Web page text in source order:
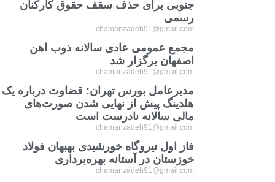
جنوبی برای حذف سقف حقوق کارکنان
رسمی
chamanzadeh91@gmail.com
مجمع عمومی عادی سالانه ذوب آهن
اصفهان برگزار شد
chamanzadeh91@gmail.com
مدیرعامل بورس تهران: قضاوت درباره یک
هلدینگ پیش از نهایی شدن صورت‌های
مالی سالانه نادرست است
chamanzadeh91@gmail.com
فاز اول نیروگاه خورشیدی بهبهان فولاد
خوزستان در آستانه بهره‌برداری
chamanzadeh91@gmail.com